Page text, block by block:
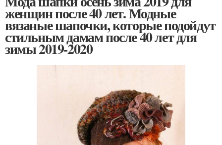
женщин после 40 лет. Модные
вязаные шапочки, которые подойдут
стильным дамам после 40 лет для
зимы 2019-2020